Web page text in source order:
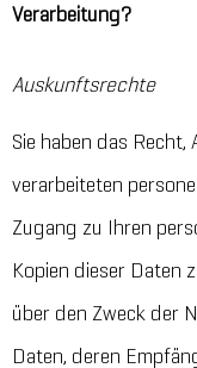
Verarbeitung?
Auskunftsrechte
Sie haben das
verarbeiteten
Zugang zu Ihren
Kopien dieser Daten
über den Zweck der
Daten, deren